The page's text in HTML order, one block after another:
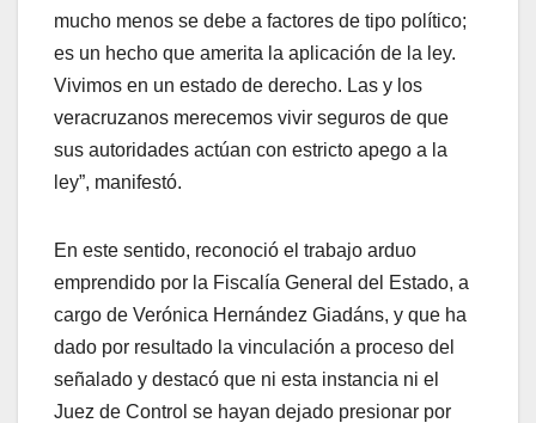
mucho menos se debe a factores de tipo político;
es un hecho que amerita la aplicación de la ley.
Vivimos en un estado de derecho. Las y los
veracruzanos merecemos vivir seguros de que
sus autoridades actúan con estricto apego a la
ley”, manifestó.
En este sentido, reconoció el trabajo arduo
emprendido por la Fiscalía General del Estado, a
cargo de Verónica Hernández Giadáns, y que ha
dado por resultado la vinculación a proceso del
señalado y destacó que ni esta instancia ni el
Juez de Control se hayan dejado presionar por